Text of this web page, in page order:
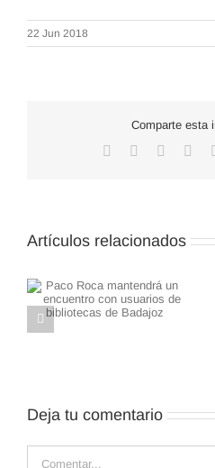
22 Jun 2018
Comparte esta
Facebook Reddit
Artículos relacionados
«En el mundo rural, las
ovejas también
cuentan», un
Deja tu comentario